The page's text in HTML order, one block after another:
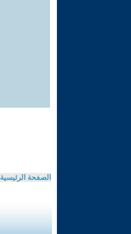
الصفحة الرئيسية